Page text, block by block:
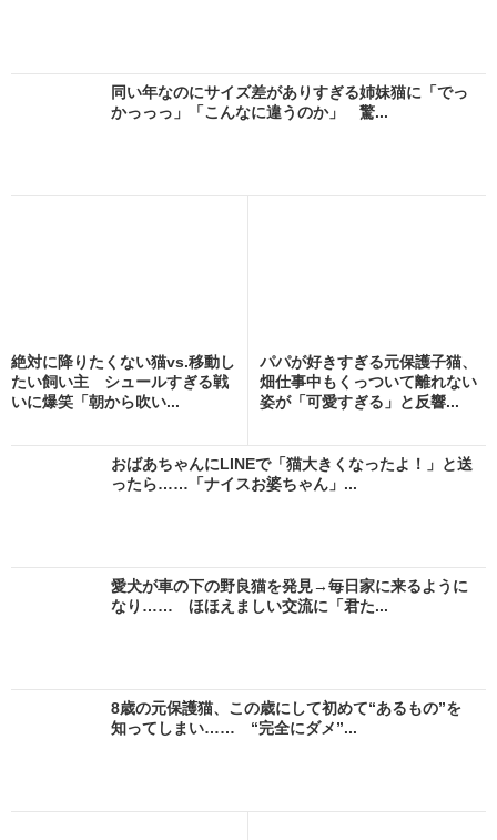
同い年なのにサイズ差がありすぎる姉妹猫に「でっ
かっっっ」「こんなに違うのか」 驚...
絶対に降りたくない猫vs.移動し
たい飼い主 シュールすぎる戦
いに爆笑「朝から吹い...
パパが好きすぎる元保護子猫、
畑仕事中もくっついて離れない
姿が「可愛すぎる」と反響...
おばあちゃんにLINEで「猫大きくなったよ！」と送
ったら……「ナイスお婆ちゃん」...
愛犬が車の下の野良猫を発見→毎日家に来るように
なり…… ほほえましい交流に「君た...
8歳の元保護猫、この歳にして初めて“あるもの”を
知ってしまい…… “完全にダメ”...